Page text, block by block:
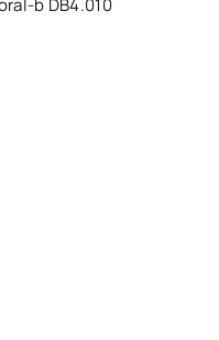
b DB4.010